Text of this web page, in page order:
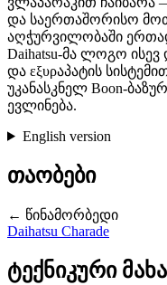
და საერთაშორისო
აღჭურვილობაში
Daihatsu-მა ლოგო
და εξυρაპატის
უკანასკნელ Boon-
ევლინება.
English version
თაობები
← წინამორბედი
Daihatsu Charade
ტექნიკური